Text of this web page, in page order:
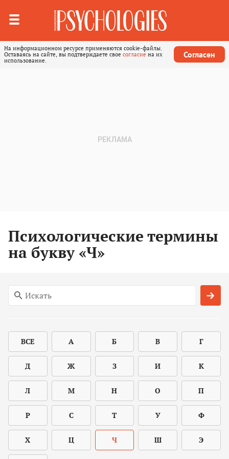
На информационном ресурсе применяются cookie-файлы.
Оставаясь на сайте, вы подтверждаете свое согласие на их
использование.
Согласен
Психологические термины
на букву «Ч»
ВСЕ А Б В Г
Д Ж З И К
Л М Н О П
Р С Т У Ф
Х Ц Ч Ш Э